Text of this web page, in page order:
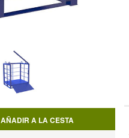
AÑADIR A LA CESTA